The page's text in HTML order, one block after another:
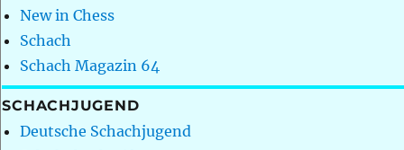
New in Chess
Schach
Schach Magazin 64
SCHACHJUGEND
Deutsche Schachjugend